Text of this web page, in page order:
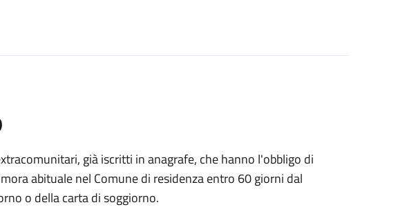
già iscritti in anagrafe, che hanno l'obbligo di
abituale nel Comune di residenza entro 60 giorni dal
o della carta di soggiorno.